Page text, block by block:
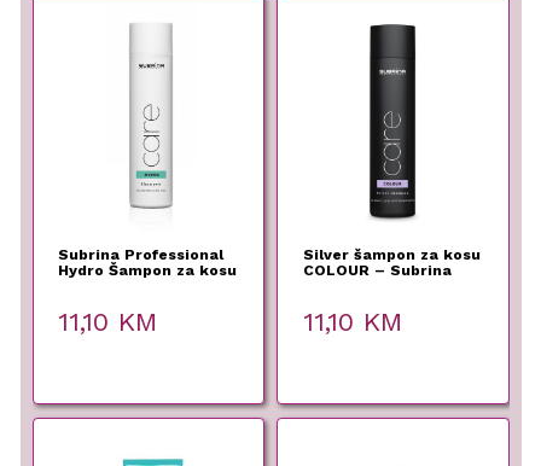
Subrina Professional
Hydro Šampon za kosu
11,10 KM
Silver šampon za kosu
COLOUR – Subrina
11,10 KM